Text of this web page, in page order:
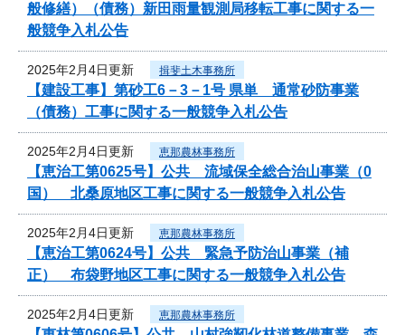
般修繕）（債務）新田雨量観測局移転工事に関する一
般競争入札公告
2025年2月4日更新 揖斐土木事務所
【建設工事】第砂工6－3－1号 県単 通常砂防事業
（債務）工事に関する一般競争入札公告
2025年2月4日更新 恵那農林事務所
【恵治工第0625号】公共 流域保全総合治山事業（0
国） 北桑原地区工事に関する一般競争入札公告
2025年2月4日更新 恵那農林事務所
【恵治工第0624号】公共 緊急予防治山事業（補
正） 布袋野地区工事に関する一般競争入札公告
2025年2月4日更新 恵那農林事務所